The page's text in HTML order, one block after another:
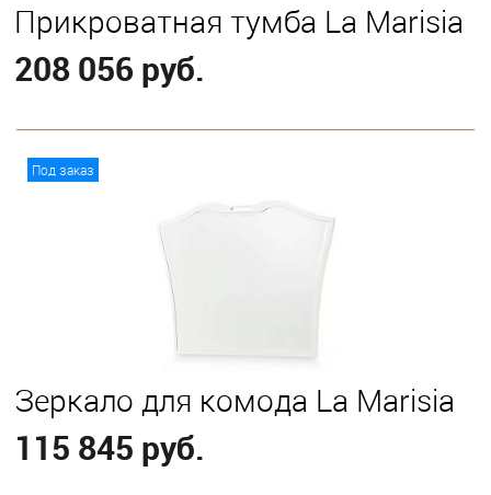
Прикроватная тумба La Marisia
208 056 руб.
Под заказ
Зеркало для комода La Marisia
115 845 руб.